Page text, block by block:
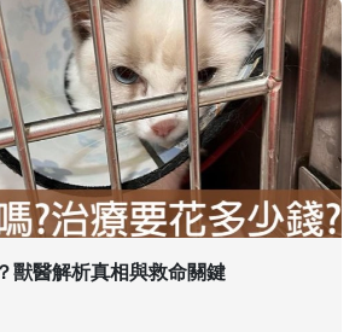
獸醫解析真相與救命關鍵